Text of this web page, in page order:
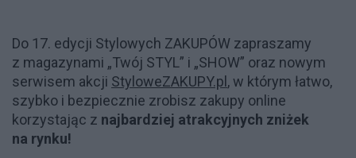
Do 17. edycji Stylowych ZAKUPÓW zapraszamy
z magazynami „Twój STYL” i „SHOW” oraz nowym
serwisem akcji StyloweZAKUPY.pl , w którym łatwo,
szybko i bezpiecznie zrobisz zakupy online
korzystając z najbardziej atrakcyjnych zniżek
na rynku!